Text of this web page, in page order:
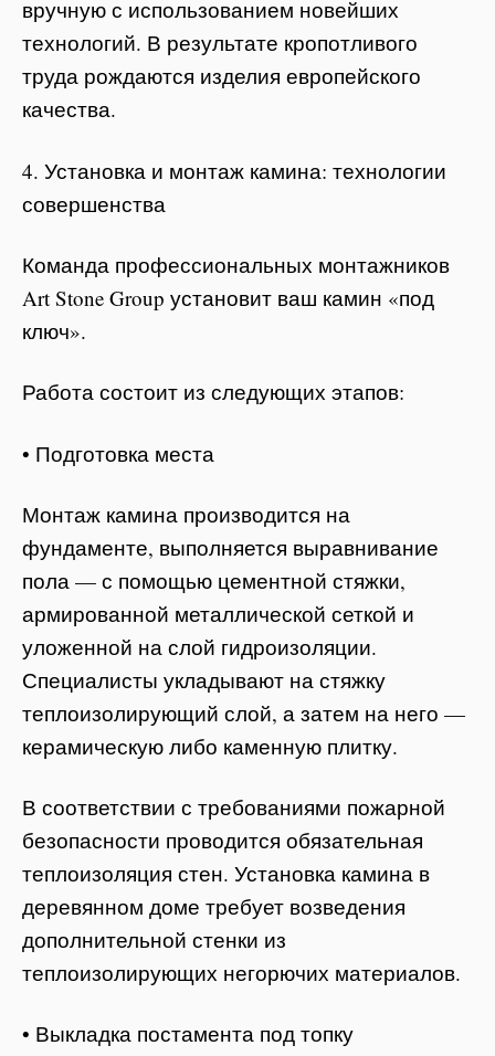
вручную с использованием новейших
технологий. В результате кропотливого
труда рождаются изделия европейского
качества.
4. Установка и монтаж камина: технологии
совершенства
Команда профессиональных монтажников
Art Stone Group установит ваш камин «под
ключ».
Работа состоит из следующих этапов:
• Подготовка места
Монтаж камина производится на
фундаменте, выполняется выравнивание
пола — с помощью цементной стяжки,
армированной металлической сеткой и
уложенной на слой гидроизоляции.
Специалисты укладывают на стяжку
теплоизолирующий слой, а затем на него —
керамическую либо каменную плитку.
В соответствии с требованиями пожарной
безопасности проводится обязательная
теплоизоляция стен. Установка камина в
деревянном доме требует возведения
дополнительной стенки из
теплоизолирующих негорючих материалов.
• Выкладка постамента под топку